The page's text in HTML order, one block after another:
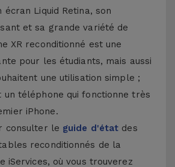
écran Liquid Retina, son
et sa grande variété de
XR reconditionné est une
pour les étudiants, mais aussi
une utilisation simple ;
un téléphone qui fonctionne très
iPhone.
consulter le guide d'état des
reconditionnés de la
iServices, où vous trouverez